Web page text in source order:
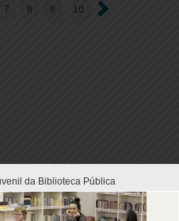
7 8 9 10
da Biblioteca Pública